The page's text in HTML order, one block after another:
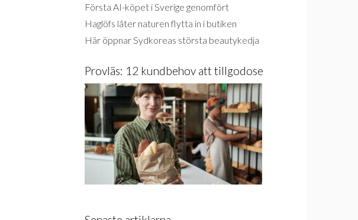
Första AI-köpet i Sverige genomfört
Haglöfs låter naturen flytta in i butiken
Här öppnar Sydkoreas största beautykedja
Provläs: 12 kundbehov att tillgodose